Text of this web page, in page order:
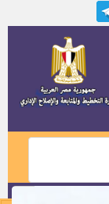
واعظ